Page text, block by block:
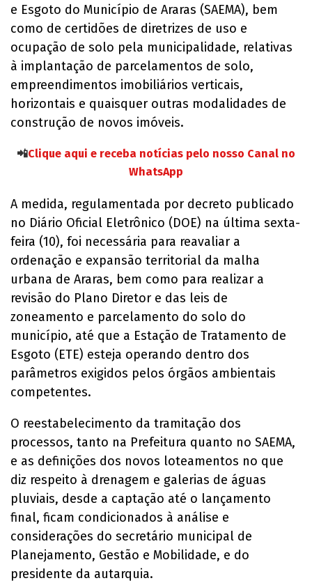
e Esgoto do Município de Araras (SAEMA), bem
como de certidões de diretrizes de uso e
ocupação de solo pela municipalidade, relativas
à implantação de parcelamentos de solo,
empreendimentos imobiliários verticais,
horizontais e quaisquer outras modalidades de
construção de novos imóveis.
📲Clique aqui e receba notícias pelo nosso Canal no
WhatsApp
A medida, regulamentada por decreto publicado
no Diário Oficial Eletrônico (DOE) na última sexta-
feira (10), foi necessária para reavaliar a
ordenação e expansão territorial da malha
urbana de Araras, bem como para realizar a
revisão do Plano Diretor e das leis de
zoneamento e parcelamento do solo do
município, até que a Estação de Tratamento de
Esgoto (ETE) esteja operando dentro dos
parâmetros exigidos pelos órgãos ambientais
competentes.
O reestabelecimento da tramitação dos
processos, tanto na Prefeitura quanto no SAEMA,
e as definições dos novos loteamentos no que
diz respeito à drenagem e galerias de águas
pluviais, desde a captação até o lançamento
final, ficam condicionados à análise e
considerações do secretário municipal de
Planejamento, Gestão e Mobilidade, e do
presidente da autarquia.